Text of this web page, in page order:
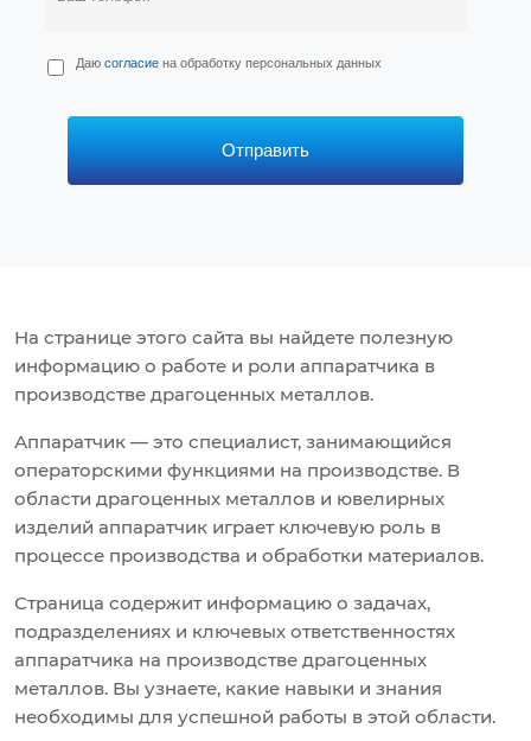
П
е
Даю согласиена обработку персональных данных
Отправить
На странице этого сайта вы найдете полезную
информацию о работе и роли аппаратчика в
производстве драгоценных металлов.
Аппаратчик — это специалист, занимающийся
операторскими функциями на производстве. В
области драгоценных металлов и ювелирных
изделий аппаратчик играет ключевую роль в
процессе производства и обработки материалов.
Страница содержит информацию о задачах,
подразделениях и ключевых ответственностях
аппаратчика на производстве драгоценных
металлов. Вы узнаете, какие навыки и знания
необходимы для успешной работы в этой области.